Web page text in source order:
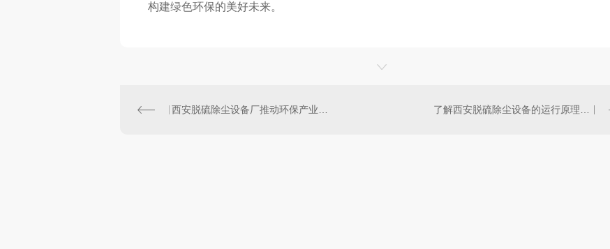
构建绿色环保的美好未来。
西安脱硫除尘设备厂推动环保产业升级 了解西安脱硫除尘设备的运行原理和维护方法